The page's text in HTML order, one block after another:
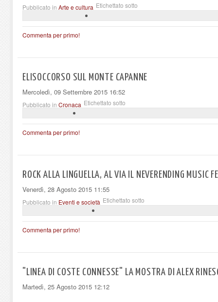
Pubblicato in Arte e cultura Etichettato sotto
Commenta per primo!
ELISOCCORSO SUL MONTE CAPANNE
Mercoledì, 09 Settembre 2015 16:52
Pubblicato in Cronaca Etichettato sotto
Commenta per primo!
ROCK ALLA LINGUELLA, AL VIA IL NEVERENDING MUSIC
Venerdì, 28 Agosto 2015 11:55
Pubblicato in Eventi e società Etichettato sotto
Commenta per primo!
"LINEA DI COSTE CONNESSE" LA MOSTRA DI ALEX
Martedì, 25 Agosto 2015 12:12